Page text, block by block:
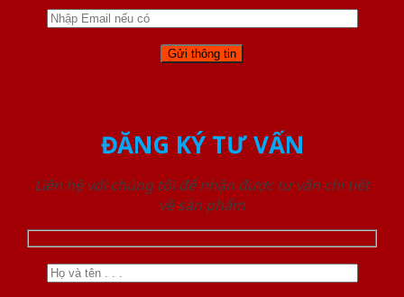
ĐĂNG KÝ TƯ VẤN
Liên hệ với chúng tôi để nhận được tư vấn chi tiết
về sản phẩm